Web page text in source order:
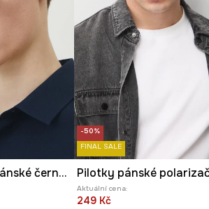
Sluneční brýle pánské černá barva
-50%
FINAL SALE
Pilotky pánské
Aktuální cena:
249 Kč